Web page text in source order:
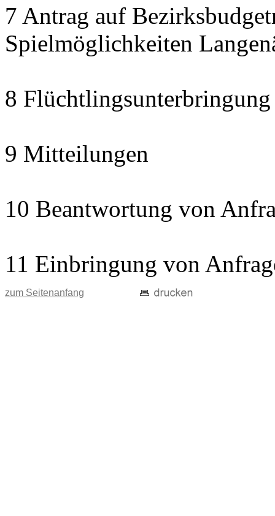
7 Antrag auf
Spielmöglichkeiten
8
9 Mitteilungen
10 Beantwortung von
11 Einbringung von
zum Seitenanfang